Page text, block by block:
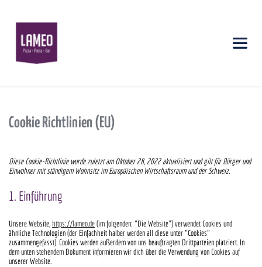
Cookie Richtlinien (EU)
Diese Cookie-Richtlinie wurde zuletzt am Oktober 28, 2022 aktualisiert und gilt für Bürger und
Einwohner mit ständigem Wohnsitz im Europäischen Wirtschaftsraum und der Schweiz.
1. Einführung
Unsere Website, https://lameo.de(im folgenden: "Die Website") verwendet Cookies und
ähnliche Technologien (der Einfachheit halber werden all diese unter "Cookies"
zusammengefasst). Cookies werden außerdem von uns beauftragten Drittparteien platziert. In
dem unten stehendem Dokument informieren wir dich über die Verwendung von Cookies auf
unserer Website.